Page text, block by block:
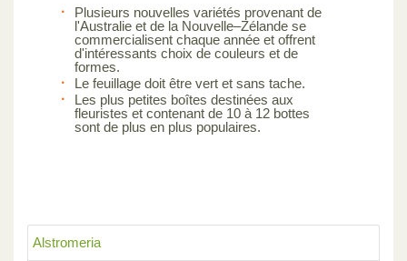
Alstromeria
Plusieurs nouvelles variétés provenant de
l'Australie et de la Nouvelle–Zélande se
commercialisent chaque année et offrent
d'intéressants choix de couleurs et de
formes.
Le feuillage doit être vert et sans tache.
Les plus petites boîtes destinées aux
fleuristes et contenant de 10 à 12 bottes
sont de plus en plus populaires.